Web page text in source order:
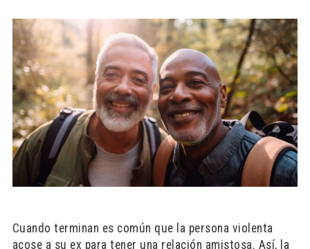
Cuando terminan es común que la persona violenta
acose a su ex para tener una relación amistosa. Así, la